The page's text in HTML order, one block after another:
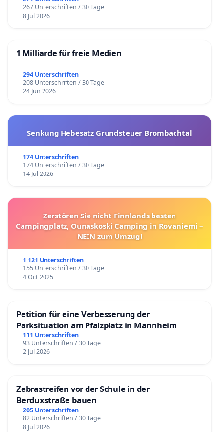
267 Unterschriften / 30 Tage
8 Jul 2026
1 Milliarde für freie Medien
294 Unterschriften
208 Unterschriften / 30 Tage
24 Jun 2026
Senkung Hebesatz Grundsteuer Brombachtal
174 Unterschriften
174 Unterschriften / 30 Tage
14 Jul 2026
Zerstören Sie nicht Finnlands besten
Campingplatz, Ounaskoski Camping in Rovaniemi –
NEIN zum Umzug!
1 121 Unterschriften
155 Unterschriften / 30 Tage
4 Oct 2025
Petition für eine Verbesserung der
Parksituation am Pfalzplatz in Mannheim
111 Unterschriften
93 Unterschriften / 30 Tage
2 Jul 2026
Zebrastreifen vor der Schule in der
Berduxstraße bauen
205 Unterschriften
82 Unterschriften / 30 Tage
8 Jul 2026